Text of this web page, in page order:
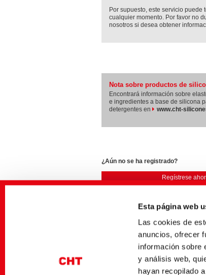
Esta página web
Las cookies de
anuncios, ofrecer
información sobre
y análisis web,
hayan recopilado
Por supuesto, este servicio puede
cualquier momento. Por favor no
nosotros si desea obtener
Nota sobre productos de
Encontrará información sobre
e ingredientes a base de silicona
detergentes en
www.cht-
¿Aún no se ha registrado?
Regístrese